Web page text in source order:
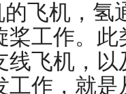
飞机，氢
桨工作。
线飞机，
工作，就